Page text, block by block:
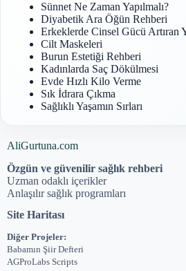
Sünnet Ne Zaman Yapılmalı?
Diyabetik Ara Öğün Rehberi
Erkeklerde Cinsel Gücü Artıran
Cilt Maskeleri
Burun Estetiği Rehberi
Kadınlarda Saç Dökülmesi
Evde Hızlı Kilo Verme
Sık İdrara Çıkma
Sağlıklı Yaşamın Sırları
AliGurtuna.com
Özgün ve güvenilir sağlık rehberi
Uzman odaklı içerikler
Anlaşılır sağlık programları
Site Haritası
Diğer Projeler:
Babamın Şiir Defteri
AGProLabs Scripts